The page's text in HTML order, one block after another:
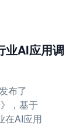
业AI应用调
布了
，基于
在AI应用